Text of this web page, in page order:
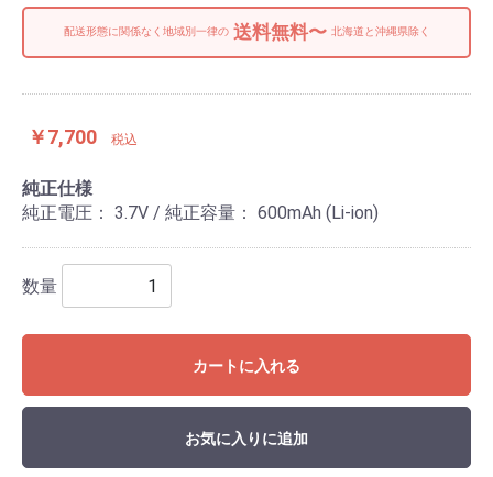
配送形態に関係なく地域別一律の送料無料〜 北海道と沖縄県除く
￥7,700 税込
純正仕様
純正電圧： 3.7V / 純正容量： 600mAh (Li-ion)
数量
カートに入れる
お気に入りに追加